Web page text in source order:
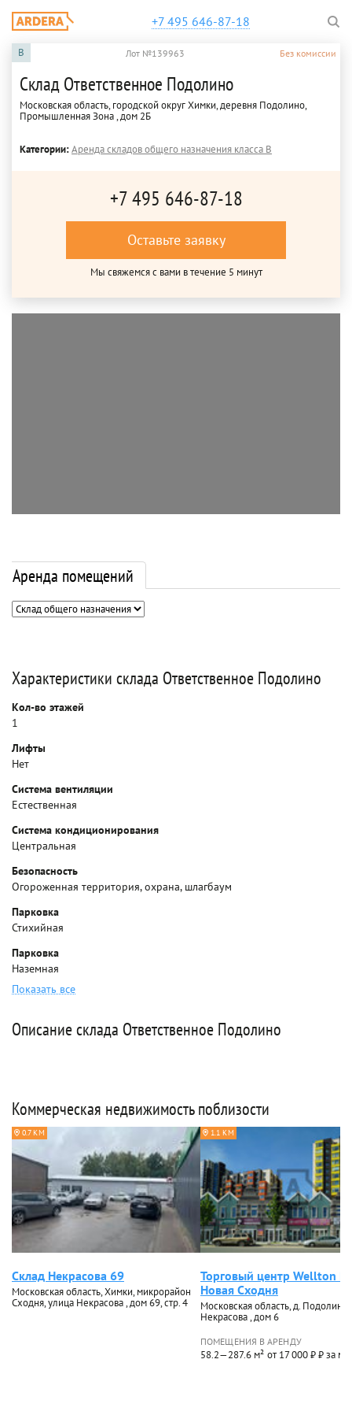
+7 495 646-87-18
B Лот №139963 Без комиссии
Склад Ответственное Подолино
Московская область, городской округ Химки, деревня Подолино,
Промышленная Зона , дом 2Б
Категории:Аренда складов общего назначения класса B
+7 495 646-87-18
Оставьте заявку
Мы свяжемся с вами в течение 5 минут
Аренда помещений
Характеристики склада Ответственное Подолино
Кол-во этажей
1
Лифты
Нет
Система вентиляции
Естественная
Система кондиционирования
Центральная
Безопасность
Огороженная территория, охрана, шлагбаум
Парковка
Стихийная
Парковка
Наземная
Показать все
Описание склада Ответственное Подолино
Коммерческая недвижимость поблизости
0.7 КМ
Склад Некрасова 69
Московская область, Химки, микрорайон
Сходня, улица Некрасова , дом 69, стр. 4
1.1 КМ
Торговый центр Wellton
Новая Сходня
Московская область, д. Подолино,
Некрасова , дом 6
ПОМЕЩЕНИЯ В АРЕНДУ
58.2—287.6 м² от 17 000 ₽ ₽ за